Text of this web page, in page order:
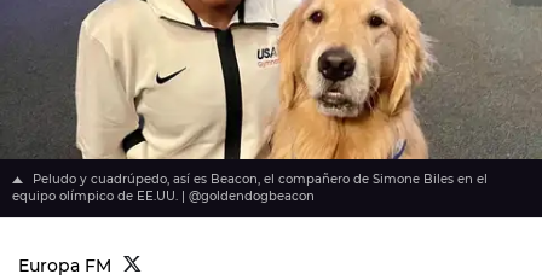
Peludo y cuadrúpedo, así es Beacon, el compañero de Simone Biles en el
equipo olímpico de EE.UU. | @goldendogbeacon
Europa FM